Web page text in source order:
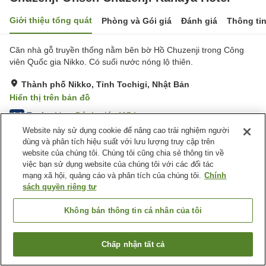
Giới thiệu tổng quát Phòng và Gói giá Đánh giá Thông
Căn nhà gỗ truyền thống nằm bên bờ Hồ Chuzenji trong Công
viên Quốc gia Nikko. ​Có suối nước nóng lộ thiên.
Thành phố Nikko, Tỉnh Tochigi, Nhật Bản
Hiển thị trên bản đồ
4.4 Tuyệt vời Đánh giá:465lượt
Tiện nghi chỗ nghỉ
Bãi đỗ xe
Spa / Salon
Nhà hàng
Bar
Nhật Bản Tỉnh Tochigi
Thành phố Nikko
Chuzenji Onsen Chuzenji Kanaya Hotel
Tìm phòng trống
Website này sử dụng cookie để nâng cao trải nghiệm người
dùng và phân tích hiệu suất với lưu lượng truy cập trên
website của chúng tôi. Chúng tôi cũng chia sẻ thông tin về
việc bạn sử dụng website của chúng tôi với các đối tác
mạng xã hội, quảng cáo và phân tích của chúng tôi. Chính
sách quyền riêng tư
Không bán thông tin cá nhân của tôi
Chấp nhận tất cả